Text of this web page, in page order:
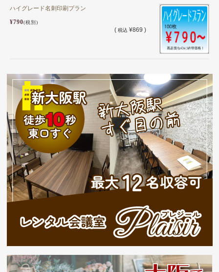
ハイグレード名刺印刷プラン
¥790(税別)
( 税込 ¥869 )